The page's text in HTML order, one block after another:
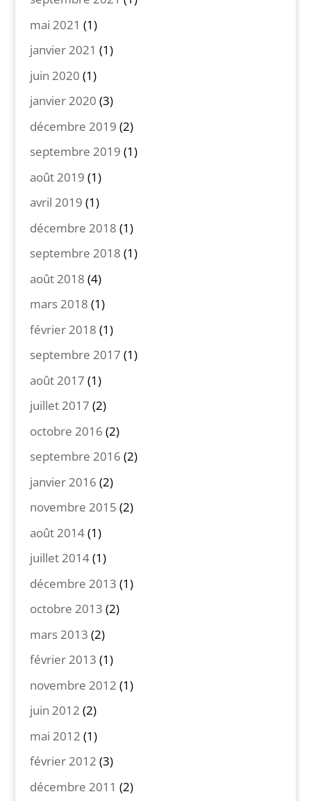
mai 2021 (1)
janvier 2021 (1)
juin 2020 (1)
janvier 2020 (3)
décembre 2019 (2)
septembre 2019 (1)
août 2019 (1)
avril 2019 (1)
décembre 2018 (1)
septembre 2018 (1)
août 2018 (4)
mars 2018 (1)
février 2018 (1)
septembre 2017 (1)
août 2017 (1)
juillet 2017 (2)
octobre 2016 (2)
septembre 2016 (2)
janvier 2016 (2)
novembre 2015 (2)
août 2014(1)
juillet 2014(1)
décembre 2013 (1)
octobre 2013 (2)
mars 2013 (2)
février 2013 (1)
novembre 2012 (1)
juin 2012 (2)
mai 2012 (1)
février 2012 (3)
décembre 2011 (2)